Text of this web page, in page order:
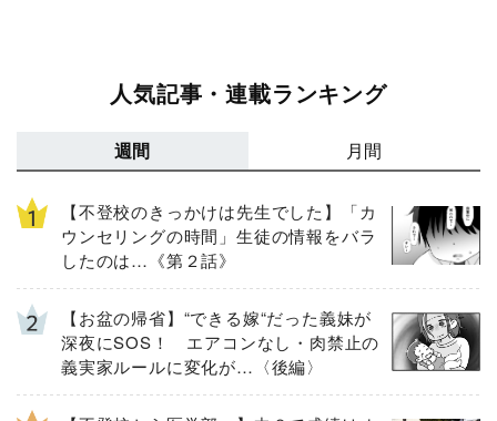
人気記事・連載ランキング
週間 月間
【不登校のきっかけは先生でした】「カ
ウンセリングの時間」生徒の情報をバラ
したのは…《第２話》
【お盆の帰省】“できる嫁“だった義妹が
深夜にSOS！ エアコンなし・肉禁止の
義実家ルールに変化が…〈後編〉